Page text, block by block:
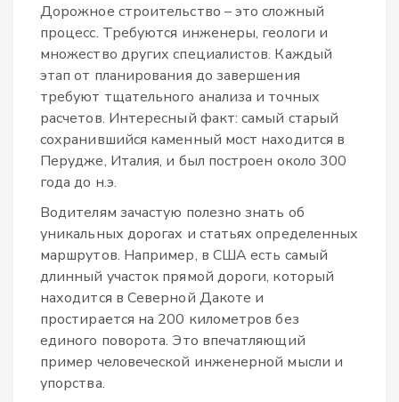
Дорожное строительство – это сложный
процесс. Требуются инженеры, геологи и
множество других специалистов. Каждый
этап от планирования до завершения
требуют тщательного анализа и точных
расчетов. Интересный факт: самый старый
сохранившийся каменный мост находится в
Перудже, Италия, и был построен около 300
года до н.э.
Водителям зачастую полезно знать об
уникальных дорогах и статьях определенных
маршрутов. Например, в США есть самый
длинный участок прямой дороги, который
находится в Северной Дакоте и
простирается на 200 километров без
единого поворота. Это впечатляющий
пример человеческой инженерной мысли и
упорства.